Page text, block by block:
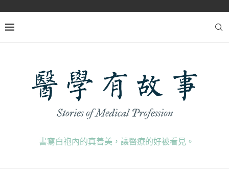
書寫白袍內的真善美，讓醫療的好被看見。